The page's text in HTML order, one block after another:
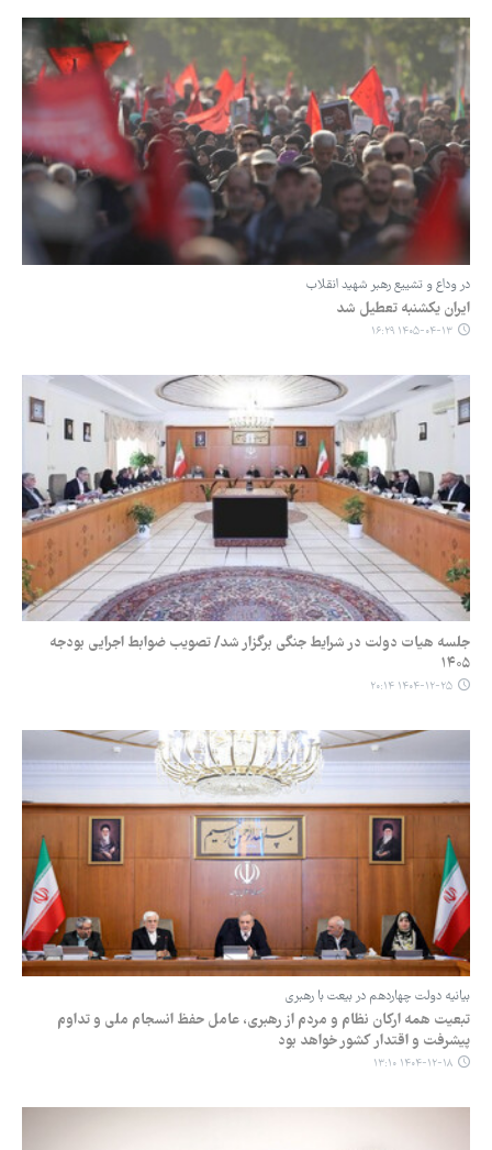
در وداع و تشییع رهبر شهید انقلاب
ایران یکشنبه تعطیل شد
۱۴۰۵-۰۴-۱۳ ۱۶:۲۹
جلسه هیات دولت در شرایط جنگی برگزار شد/ تصویب ضوابط اجرایی بودجه
۱۴۰۵
۱۴۰۴-۱۲-۲۵ ۲۰:۱۴
بیانیه دولت چهاردهم در بیعت با رهبری
تبعیت همه ارکان نظام و مردم از رهبری، عامل حفظ انسجام ملی و تداوم
پیشرفت و اقتدار کشور خواهد بود
۱۴۰۴-۱۲-۱۸ ۱۳:۱۰